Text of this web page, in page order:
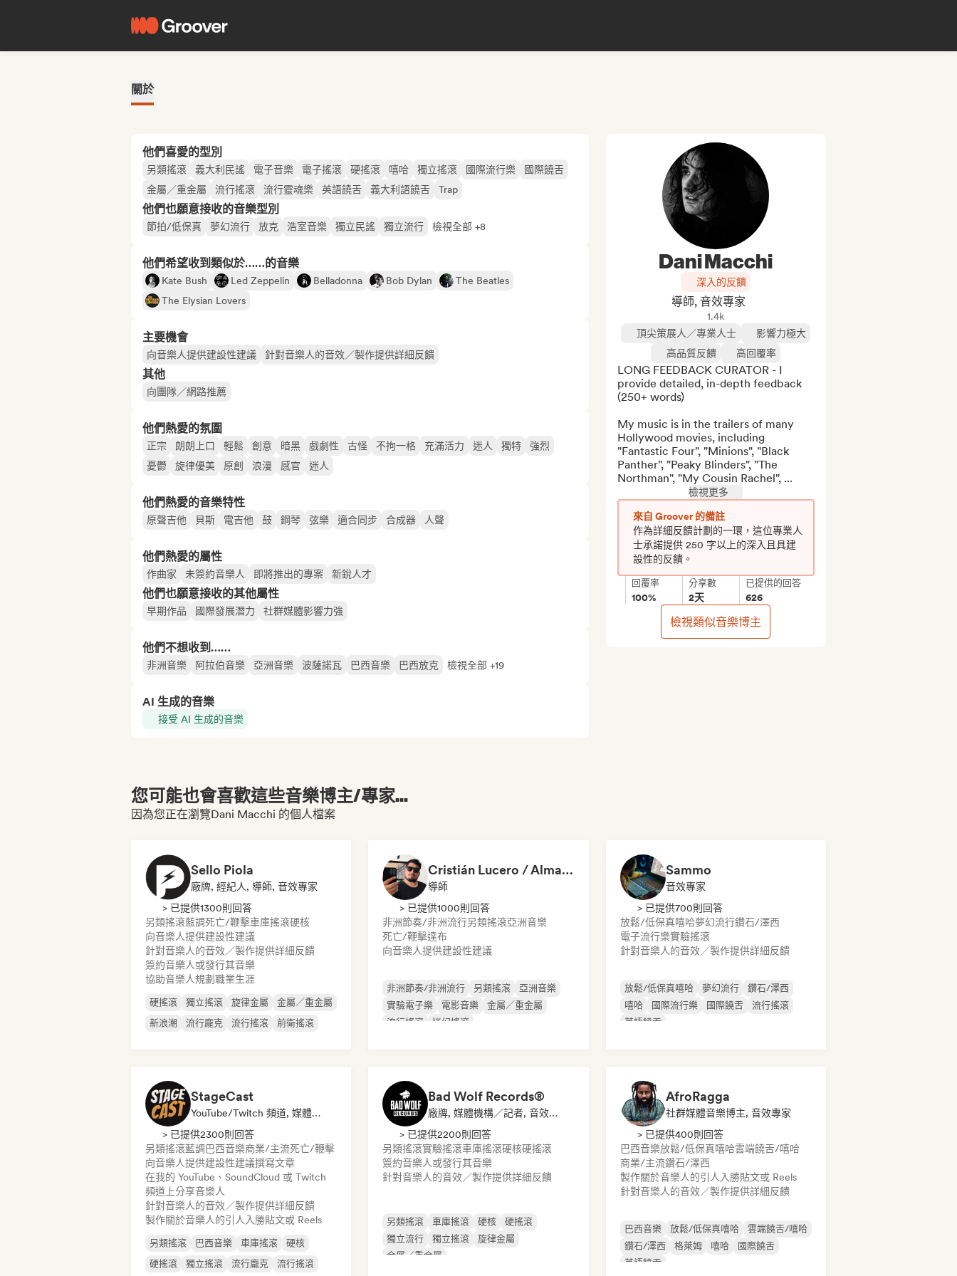
關於
他們喜愛的型別
另類搖滾 義大利民謠 電子音樂 電子搖滾 硬搖滾 嘻哈 獨立搖滾 國際流行樂
國際饒舌
金屬／重金屬
流行搖滾 流行靈魂樂 英語饒舌 義大利語饒舌 Trap
他們也願意接收的音樂型別
節拍/低保真 夢幻流行 放克 浩室音樂 獨立民謠 獨立流行 檢視全部 +8
他們希望收到類似於……的音樂
Kate Bush Led Zeppelin Belladonna Bob Dylan
The Beatles
The Elysian Lovers
主要機會
向音樂人提供建設性建議 針對音樂人的音效／製作提供詳細反饋
其他
向團隊／網路推薦
他們熱愛的氛圍
正宗 朗朗上口 輕鬆 創意 暗黑 戲劇性 古怪 不拘一格 充滿活力 迷人 獨特
強烈
憂鬱
旋律優美 原創 浪漫 感官 迷人
他們熱愛的音樂特性
原聲吉他 貝斯 電吉他 鼓 鋼琴 弦樂 適合同步 合成器 人聲
他們熱愛的屬性
作曲家 未簽約音樂人 即將推出的專案 新銳人才
他們也願意接收的其他屬性
早期作品 國際發展潛力 社群媒體影響力強
他們不想收到……
非洲音樂 阿拉伯音樂 亞洲音樂 波薩諾瓦 巴西音樂 巴西放克 檢視全部 +19
AI 生成的音樂
接受 AI 生成的音樂
Dani Macchi
深入的反饋
導師, 音效專家
1.4k
頂尖策展人／專業人士
影響力極大
高品質反饋
高回覆率
LONG FEEDBACK CURATOR - I
provide detailed, in-depth feedback
(250+ words)
My music is in the trailers of many
Hollywood movies, including
"Fantastic Four", "Minions", "Black
Panther", "Peaky Blinders", "The
Northman", "My Cousin Rachel", ...
檢視更多
來自 Groover 的備註
作為詳細反饋計劃的一環，這位專業人
士承諾提供 250 字以上的深入且具建
設性的反饋。
回覆率
100%
分享數
2天
已提供的回答
626
檢視類似音樂博主
您可能也會喜歡這些音樂博主/專家...
因為您正在瀏覽Dani Macchi 的個人檔案
Sello Piola
廠牌, 經紀人, 導師, 音效專家
> 已提供1300則回答
另類搖滾藍調死亡/鞭擊車庫搖滾硬核
向音樂人提供建設性建議
針對音樂人的音效／製作提供詳細反饋
簽約音樂人或發行其音樂
協助音樂人規劃職業生涯
硬搖滾 獨立搖滾 旋律金屬
金屬／重金屬
新浪潮
流行龐克 流行搖滾 前衛搖滾
Cristián Lucero / Almagesto
導師
> 已提供1000則回答
非洲節奏/非洲流行另類搖滾亞洲音樂
死亡/鞭擊達布
向音樂人提供建設性建議
非洲節奏/非洲流行 另類搖滾
亞洲音樂
實驗電子樂
電影音樂
金屬／重金屬
流行搖滾
迷幻搖滾
Sammo
音效專家
> 已提供700則回答
放鬆/低保真嘻哈夢幻流行鑽石/澤西
電子流行樂實驗搖滾
針對音樂人的音效／製作提供詳細反饋
放鬆/低保真嘻哈 夢幻流行
鑽石/澤西
嘻哈
國際流行樂 國際饒舌
流行搖滾
英語饒舌
StageCast
YouTube/Twitch 頻道, 媒體機構／記者, 導師, 社群媒體音樂博主, 音效專家
> 已提供2300則回答
另類搖滾藍調 巴西音樂商業/主流死亡/鞭擊
向音樂人提供建設性建議撰寫文章
在我的 YouTube、SoundCloud 或 Twitch
頻道上分享音樂人
針對音樂人的音效／製作提供詳細反饋
製作關於音樂人的引人入勝貼文或 Reels
另類搖滾 巴西音樂 車庫搖滾
硬核
硬搖滾
獨立搖滾 流行龐克 流行搖滾
Bad Wolf Records®
廠牌, 媒體機構／記者, 音效專家
> 已提供2200則回答
另類搖滾實驗搖滾車庫搖滾硬核硬搖滾
簽約音樂人或發行其音樂
針對音樂人的音效／製作提供詳細反饋
另類搖滾 車庫搖滾 硬核
硬搖滾
獨立流行
獨立搖滾
旋律金屬
金屬／重金屬
AfroRagga
社群媒體音樂博主, 音效專家
> 已提供400則回答
巴西音樂放鬆/低保真嘻哈雲端饒舌/嘻哈
商業/主流鑽石/澤西
製作關於音樂人的引人入勝貼文或 Reels
針對音樂人的音效／製作提供詳細反饋
巴西音樂 放鬆/低保真嘻哈
雲端饒舌/嘻哈
鑽石/澤西
格萊姆 嘻哈
國際饒舌
英語饒舌